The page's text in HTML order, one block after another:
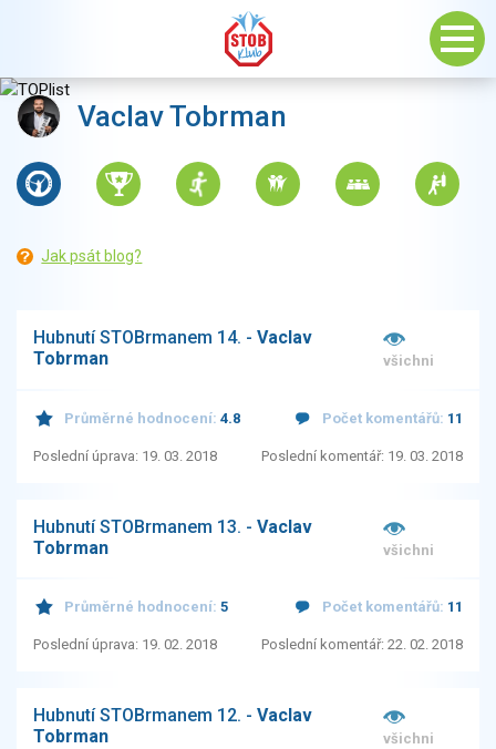
Vaclav Tobrman
Jak psát blog?
Hubnutí STOBrmanem 14. - Vaclav
Tobrman
všichni
Průměrné hodnocení: 4.8 Počet komentářů: 11
Poslední úprava: 19. 03. 2018 Poslední komentář: 19. 03. 2018
Hubnutí STOBrmanem 13. - Vaclav
Tobrman
všichni
Průměrné hodnocení: 5 Počet komentářů: 11
Poslední úprava: 19. 02. 2018 Poslední komentář: 22. 02. 2018
Hubnutí STOBrmanem 12. - Vaclav
Tobrman
všichni